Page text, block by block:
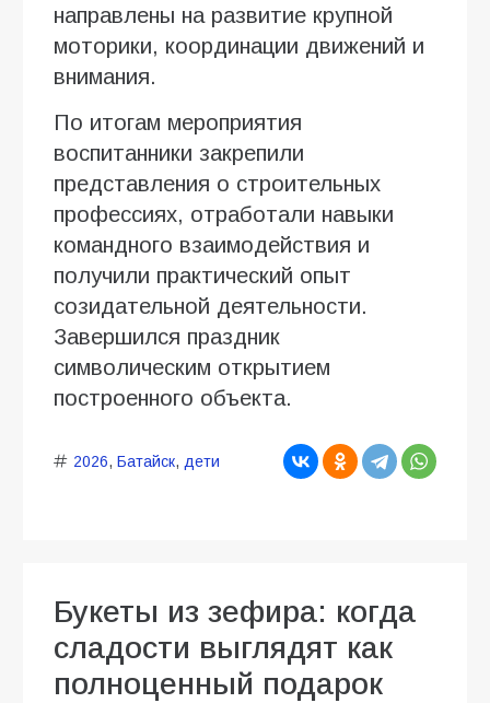
направлены на развитие крупной
моторики, координации движений и
внимания.
По итогам мероприятия
воспитанники закрепили
представления о строительных
профессиях, отработали навыки
командного взаимодействия и
получили практический опыт
созидательной деятельности.
Завершился праздник
символическим открытием
построенного объекта.
2026, Батайск, дети
Букеты из зефира: когда
сладости выглядят как
полноценный подарок